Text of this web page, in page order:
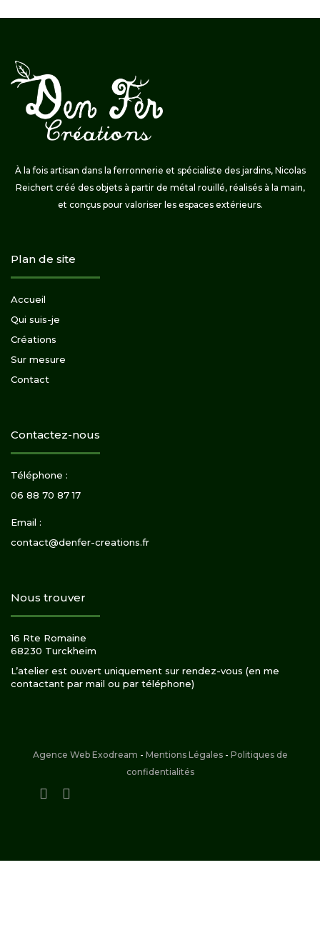
À la fois artisan dans la ferronnerie et spécialiste des jardins, Nicolas
Reichert créé des objets à partir de métal rouillé, réalisés à la main,
et conçus pour valoriser les espaces extérieurs.
Plan de site
Accueil
Qui suis-je
Créations
Sur mesure
Contact
Contactez-nous
Téléphone :
06 88 70 87 17
Email :
contact@denfer-creations.fr
Nous trouver
16 Rte Romaine
68230 Turckheim
L’atelier est ouvert uniquement sur rendez-vous (en me
contactant par mail ou par téléphone)
Agence Web Exodream - Mentions Légales- Politiques de
confidentialités